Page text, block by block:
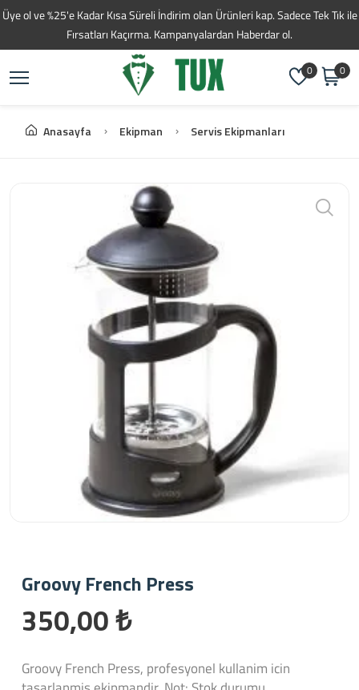
Toptan Kahve
Üye ol ve %25'e Kadar Kısa Süreli İndirim olan Ürünleri kap. Sadece Tek Tık ile
Fırsatları Kaçırma. Kampanyalardan Haberdar ol.
0 0
Anasayfa Ekipman Servis Ekipmanları
Groovy French Press
350,00 ₺
Groovy French Press, profesyonel kullanim icin